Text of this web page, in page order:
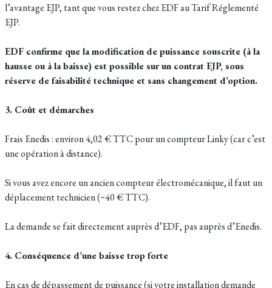
l’avantage EJP, tant que vous restez chez EDF au Tarif Réglementé
EJP.
EDF confirme que la modification de puissance souscrite (à la
hausse ou à la baisse) est possible sur un contrat EJP, sous
réserve de faisabilité technique et sans changement d’option.
3. Coût et démarches
Frais Enedis : environ 4,02 € TTC pour un compteur Linky (car c’est
une opération à distance).
Si vous avez encore un ancien compteur électromécanique, il faut un
déplacement technicien (~40 € TTC).
La demande se fait directement auprès d’EDF, pas auprès d’Enedis.
4. Conséquence d’une baisse trop forte
En cas de dépassement de puissance (si votre installation demande